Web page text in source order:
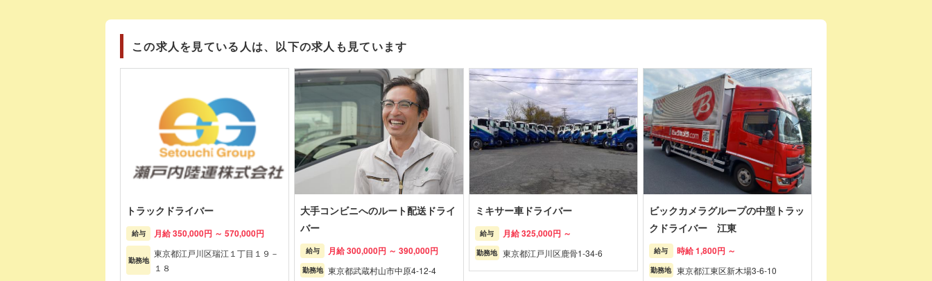
この求人を見ている人は、以下の求人も見ています
トラックドライバー
給与 月給 350,000円 ～ 570,000円
勤務地
東京都江戸川区瑞江１丁目１９－
１８
大手コンビニへのルート配送ドライ
バー
給与 月給 300,000円 ～ 390,000円
勤務地 東京都武蔵村山市中原4-12-4
ミキサー車ドライバー
給与 月給 325,000円 ～
勤務地 東京都江戸川区鹿骨1-34-6
ビックカメラグループの中型トラッ
クドライバー 江東
給与 時給 1,800円 ～
勤務地 東京都江東区新木場3-6-10